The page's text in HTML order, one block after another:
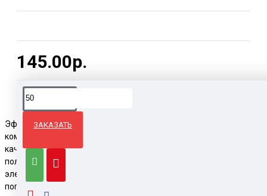
145.00р.
ЗАКАЗАТЬ
Эффективным и долговременным способом продвижения
компании считаются календари с рекламой. Если это
качественно изготовленный и красиво оформленный
полиграфический продукт, то он способен конкурировать с
электронными приложениями-планировщиками. Среди
популярных видов календарей выделяют квартальные,